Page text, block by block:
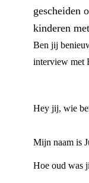
gescheiden
kinderen
Ben jij
interview met
Hey jij, wie
Mijn naam is
Hoe oud was